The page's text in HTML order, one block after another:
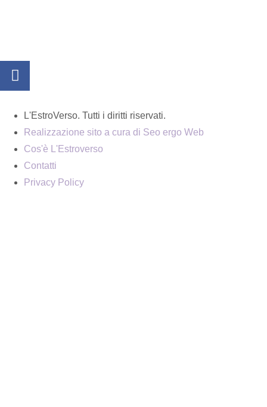
L'EstroVerso. Tutti i diritti riservati.
Realizzazione sito a cura di Seo ergo Web
Cos'è L'Estroverso
Contatti
Privacy Policy